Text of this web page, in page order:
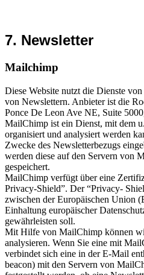
7. Newsletter
Mailchimp
Diese Website nutzt die Dienste
von Newslettern. Anbieter ist die
Ponce De Leon Ave NE, Suite
MailChimp ist ein Dienst, mit dem
organisiert und analysiert werden
Zwecke des Newsletterbezugs
werden diese auf den Servern von
gespeichert.
MailChimp verfügt über eine
Privacy‐Shield”. Der “Privacy‐
zwischen der Europäischen Union
Einhaltung europäischer
gewährleisten soll.
Mit Hilfe von MailChimp können
analysieren. Wenn Sie eine mit
verbindet sich eine in der E‐Mail
beacon) mit den Servern von